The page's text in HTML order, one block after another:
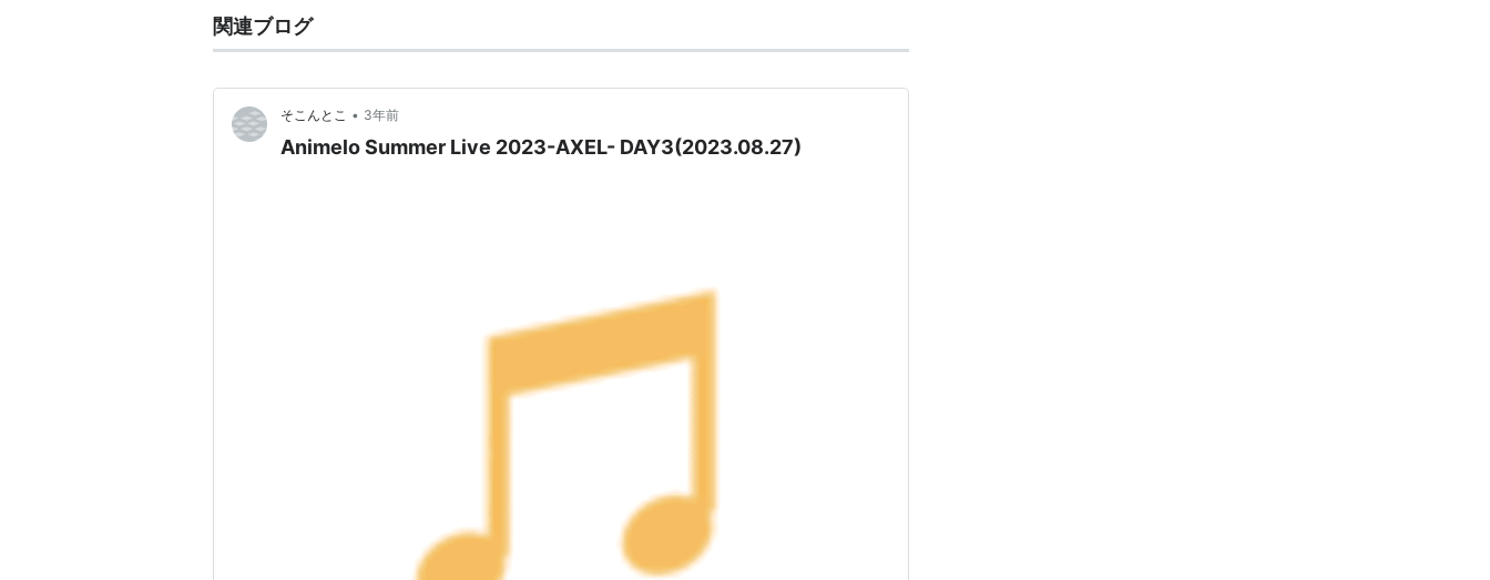
関連ブログ
そこんとこ • 3年前
Animelo Summer Live 2023-AXEL- DAY3(2023.08.27)